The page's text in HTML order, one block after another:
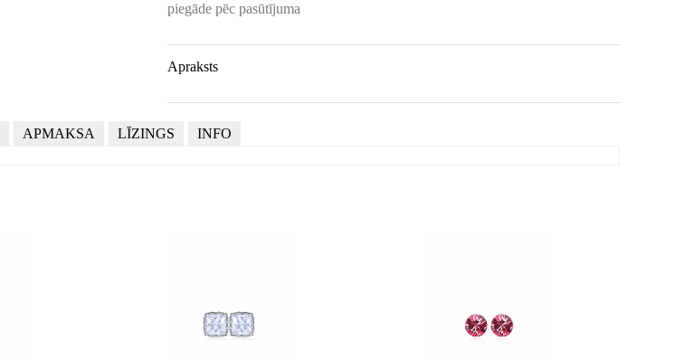
piegāde pēc pasūtījuma
Apraksts
APMAKSA LĪZINGS INFO